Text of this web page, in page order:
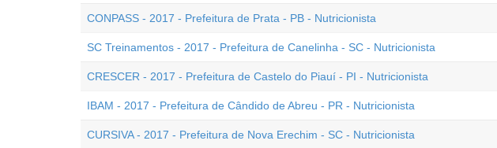
CONPASS - 2017 - Prefeitura de Prata - PB - Nutricionista
SC Treinamentos - 2017 - Prefeitura de Canelinha - SC - Nutricionista
CRESCER - 2017 - Prefeitura de Castelo do Piauí - PI - Nutricionista
IBAM - 2017 - Prefeitura de Cândido de Abreu - PR - Nutricionista
CURSIVA - 2017 - Prefeitura de Nova Erechim - SC - Nutricionista